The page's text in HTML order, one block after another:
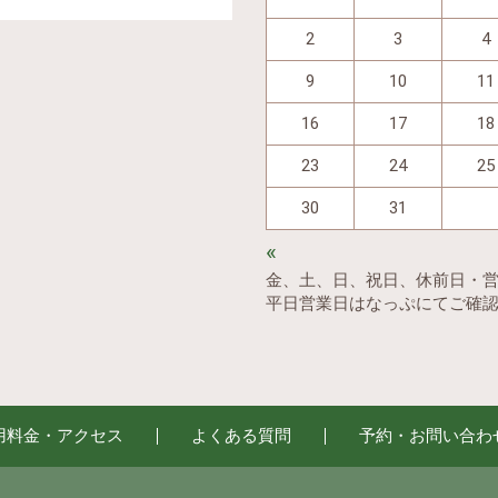
2 3 4
9 10 11
16 17 18
23 24 25
30 31
«
金、土、日、祝日、休前日・
平日営業日はなっぷにてご確
料金・アクセス よくある質問 予約・お問い合わ